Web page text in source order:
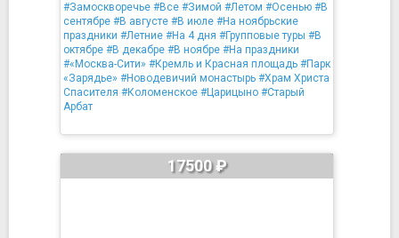
#Замоскворечье #Все #Зимой #Летом #Осенью #В
сентябре #В августе #В июле #На ноябрьские
праздники #Летние #На 4 дня #Групповые туры #В
октябре #В декабре #В ноябре #На праздники
#«Москва-Сити» #Кремль и Красная площадь #Парк
«Зарядье» #Новодевичий монастырь #Храм Христа
Спасителя #Коломенское #Царицыно #Старый
Арбат
17500 ₽